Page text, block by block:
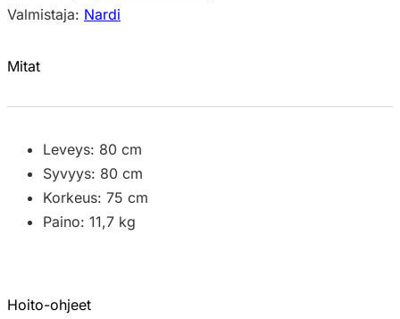
Valmistaja: Nardi
Mitat
Leveys: 80 cm
Syvyys: 80 cm
Korkeus: 75 cm
Paino: 11,7 kg
Hoito-ohjeet